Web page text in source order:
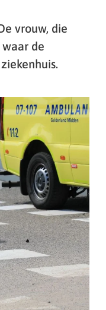
vrouw, die
de